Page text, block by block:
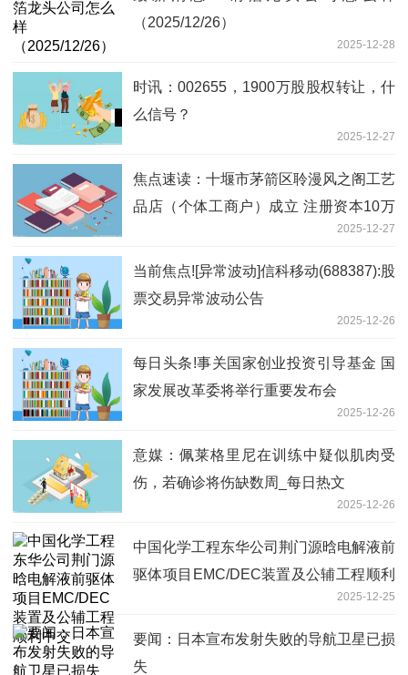
（2025/12/26）
2025-12-28
时讯：002655，1900万股股权转让，什
么信号？
2025-12-27
焦点速读：十堰市茅箭区聆漫风之阁工艺
品店（个体工商户）成立 注册资本10万
2025-12-27
当前焦点![异常波动]信科移动(688387):股
票交易异常波动公告
2025-12-26
每日头条!事关国家创业投资引导基金 国
家发展改革委将举行重要发布会
2025-12-26
意媒：佩莱格里尼在训练中疑似肌肉受
伤，若确诊将伤缺数周_每日热文
2025-12-26
中国化学工程东华公司荆门源晗电解液前
驱体项目EMC/DEC装置及公辅工程顺利
2025-12-25
要闻：日本宣布发射失败的导航卫星已损
失